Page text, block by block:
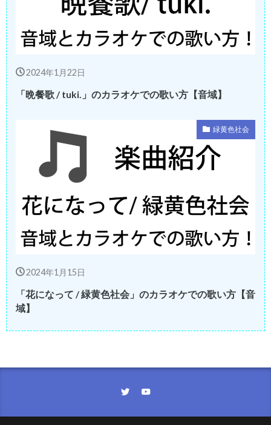
2024年1月22日
「晩餐歌 / tuki.」のカラオケでの歌い方【音域】
緑黄色社会
2024年1月15日
「花になって / 緑黄色社会」のカラオケでの歌い方【音
域】